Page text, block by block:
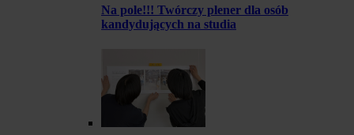
Na pole!!! Twórczy plener dla osób
kandydujących na studia